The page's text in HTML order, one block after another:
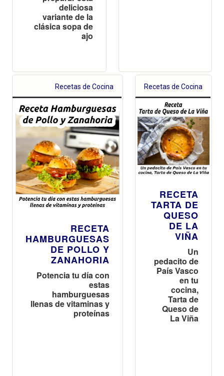
deliciosa
variante de la
clásica sopa de
ajo
Recetas de Cocina
RECETA
HAMBURGUESAS
DE POLLO Y
ZANAHORIA
Potencia tu día con
estas
hamburguesas
llenas de vitaminas y
proteínas
Recetas de Cocina
RECETA
TARTA DE
QUESO
DE LA
VIÑA
Un
pedacito de
País Vasco
en tu
cocina,
Tarta de
Queso de
La Viña